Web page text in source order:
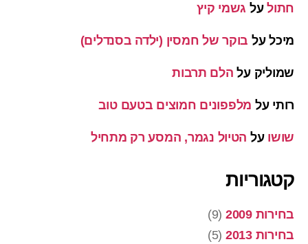
חתולעל גשמי קיץ
מיכלעל בוקר של חמסין (ילדה בסנדלים)
שמוליק על הלם תרבות
רותי על מלפפונים חמוצים בטעם טוב
שושו על הטיול נגמר, המסע רק מתחיל
קטגוריות
בחירות 2009
(9)
בחירות 2013
(5)